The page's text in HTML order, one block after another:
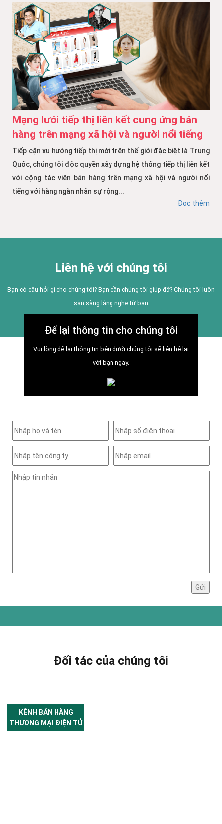
Mạng lưới tiếp thị liên kết cung ứng bán
hàng trên mạng xã hội và người nổi tiếng
Tiếp cận xu hướng tiếp thị mới trên thế giới đặc biệt là Trung
Quốc, chúng tôi độc quyền xây dựng hệ thống tiếp thị liên kết
với cộng tác viên bán hàng trên mạng xã hội và người nổi
tiếng với hàng ngàn nhân sự rộng...
Đọc thêm
Liên hệ với chúng tôi
Bạn có câu hỏi gì cho chúng tôi? Bạn cần chúng tôi giúp đỡ? Chúng tôi luôn
sẵn sàng lắng nghe từ bạn
Để lại thông tin cho chúng tôi
Vui lòng để lại thông tin bên dưới chúng tôi sẽ liên hệ lại
với bạn ngay.
Đối tác của chúng tôi
KÊNH BÁN HÀNG
THƯƠNG MẠI ĐIỆN TỬ